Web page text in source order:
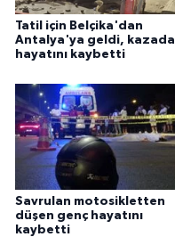
Tatil için Belçika'dan
Antalya'ya geldi, kazada
hayatını kaybetti
Savrulan motosikletten
düşen genç hayatını
kaybetti